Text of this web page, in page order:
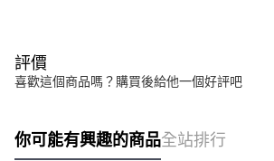
評價
喜歡這個商品嗎？購買後給他一個好評吧
你可能有興趣的商品全站排行